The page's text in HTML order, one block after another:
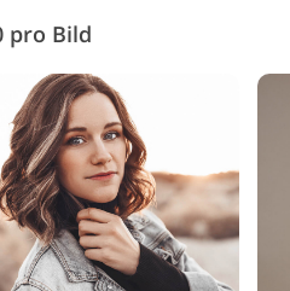
pro Bild